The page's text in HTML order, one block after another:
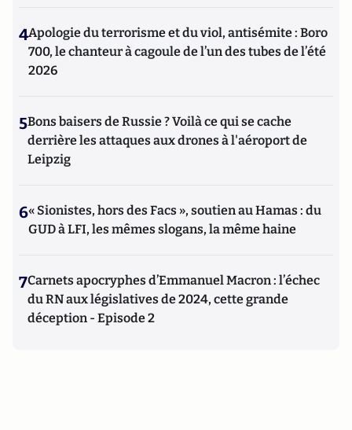
4Apologie du terrorisme et du viol, antisémite : Boro
700, le chanteur à cagoule de l’un des tubes de l’été
2026
5Bons baisers de Russie ? Voilà ce qui se cache
derrière les attaques aux drones à l'aéroport de
Leipzig
6« Sionistes, hors des Facs », soutien au Hamas : du
GUD à LFI, les mêmes slogans, la même haine
7Carnets apocryphes d’Emmanuel Macron : l’échec
du RN aux législatives de 2024, cette grande
déception - Episode 2